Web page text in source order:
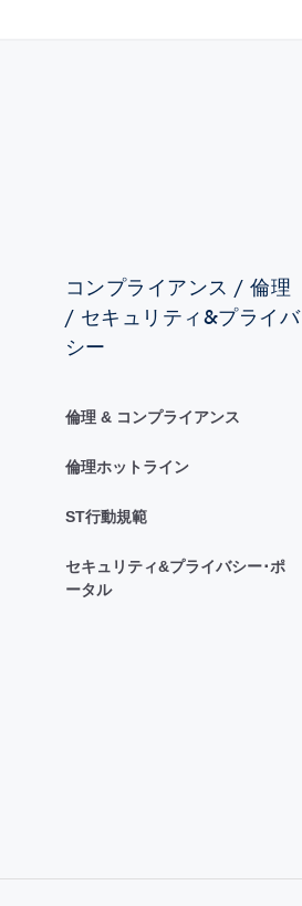
コンプライアンス / 倫理
/ セキュリティ&プライバ
シー
倫理 & コンプライアンス
倫理ホットライン
ST行動規範
セキュリティ&プライバシー･ポ
ータル